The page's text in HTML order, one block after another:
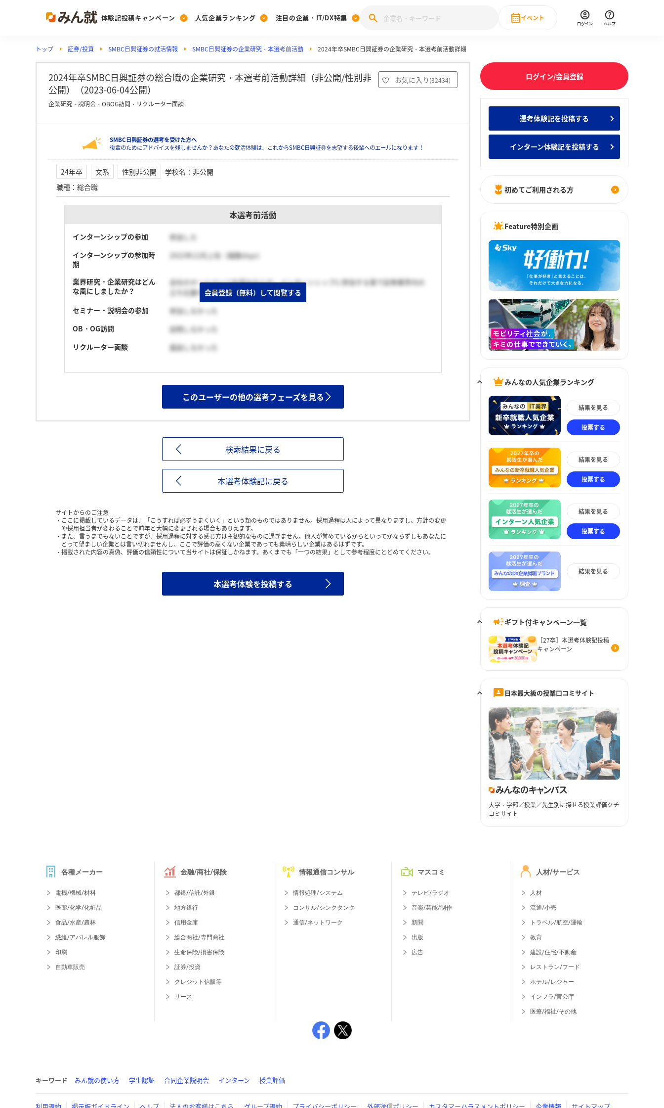
体験記投稿キャンペーン
Post
投稿する
[27卒] 本選考体験記投稿キャンペーン
人気企業ランキング
Ranking
ランキングを見る
みんなのDX企業就職ブランド調査
Vote みんなの新卒就職人気企業ランキング みんなのインターン人気企業ランキ
注目の企業・IT/DX特集
PickUp
注目の企業特集
28卒 IT・DX現場社員インタビュー
動画で知ろう！業界・企業研究
イベント
直近のイベント一覧
ログイン ヘルプ
トップ 証券/投資 SMBC日興証券の就活情報 SMBC日興証券の企業研究・本選考前活動 2024年卒SMBC日興証券の企業研究・本選考前活動詳細
2024年卒SMBC日興証券の総合職の企業研究・本選考前活動詳細（非公開/性別非
公開）（2023-06-04公開）
お気に入り (32434)
企業研究・説明会・OBOG訪問・リクルーター面談
SMBC日興証券の選考を受けた方へ
後輩のためにアドバイスを残しませんか？あなたの就活体験は、これからSMBC日興証券を志望する後輩へのエールになります！
24年卒 文系 性別非公開 学校名 ： 非公開
職種 ： 総合職
本選考前活動
インターンシップの参加
参加した
インターンシップの参加時
期
2022年12月上旬（複数days）
業界研究・企業研究はどん
な風にしましたか？
会社のホームページを読み込んだ。インターンシップに参加する事で証券業界内の
立ち位置や雰囲気を理解した。
セミナー・説明会の参加
参加しなかった
OB・OG訪問
訪問しなかった
リクルーター面談
面談しなかった
会員登録（無料）して閲覧する
このユーザーの他の選考フェーズを見る
検索結果に戻る
本選考体験記に戻る
サイトからのご注意
ここに掲載しているデータは、「こうすれば必ずうまくいく」という類のものではありません。採用過程は人によって異なりますし、方針の変更
や採用担当者が変わることで前年と大幅に変更される場合もありえます。
また、言うまでもないことですが、採用過程に対する感じ方は主観的なものに過ぎません。他人が誉めているからといってかならずしもあなたに
とって望ましい企業とは言い切れませんし、ここで評価の高くない企業であっても素晴らしい企業はあるはずです。
掲載された内容の真偽、評価の信頼性について当サイトは保証しかねます。あくまでも「一つの結果」として参考程度にとどめてください。
本選考体験を投稿する
ログイン/会員登録
選考体験記を投稿する
インターン体験記を投稿する
初めてご利用される方
Feature特別企画
みんなの人気企業ランキング
結果を見る
投票する
結果を見る
投票する
結果を見る
投票する
結果を見る
ギフト付キャンペーン一覧
［27卒］本選考体験記投稿
キャンペーン
日本最大級の授業口コミサイト
大学・学部／授業／先生別に探せる授業評価クチ
コミサイト
各種メーカー
電機/機械/材料
医薬/化学/化粧品
食品/水産/農林
繊維/アパレル服飾
印刷
自動車販売
金融/商社/保険
都銀/信託/外銀
地方銀行
信用金庫
総合商社/専門商社
生命保険/損害保険
証券/投資
クレジット信販等
リース
情報通信コンサル
情報処理/システム
コンサル/シンクタンク
通信/ネットワーク
マスコミ
テレビ/ラジオ
音楽/芸能/制作
新聞
出版
広告
人材/サービス
人材
流通/小売
トラベル/航空/運輸
教育
建設/住宅/不動産
レストラン/フード
ホテル/レジャー
インフラ/官公庁
医療/福祉/その他
キーワード みん就の使い方 学生認証 合同企業説明会 インターン 授業評価